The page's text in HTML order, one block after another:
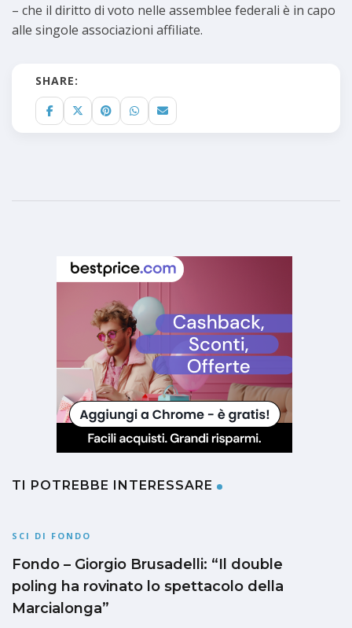
– che il diritto di voto nelle assemblee federali è in capo
alle singole associazioni affiliate.
SHARE:
TI POTREBBE INTERESSARE
SCI DI FONDO
Fondo – Giorgio Brusadelli: “Il double
poling ha rovinato lo spettacolo della
Marcialonga”